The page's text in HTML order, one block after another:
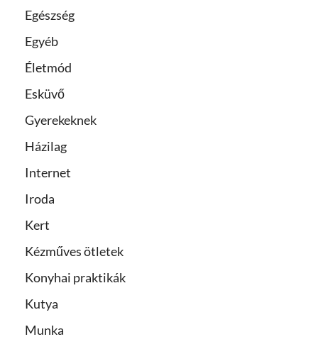
Egészség
Egyéb
Életmód
Esküvő
Gyerekeknek
Házilag
Internet
Iroda
Kert
Kézműves ötletek
Konyhai praktikák
Kutya
Munka